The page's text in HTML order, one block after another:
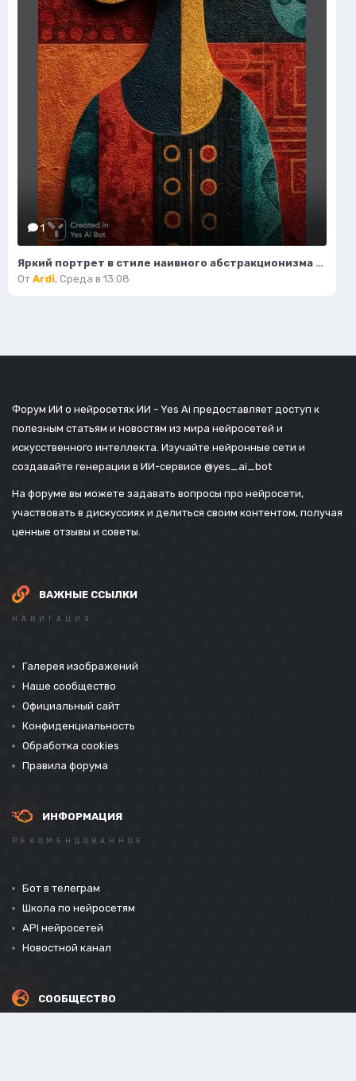
1
Яркий портрет в стиле наивного абстракционизма и африканского модернизма. Картинка из нейросети Midjourney
От Ardi, Среда в 13:08
Форум ИИ о нейросетях ИИ - Yes Ai предоставляет доступ к
полезным статьям и новостям из мира нейросетей и
искусственного интеллекта. Изучайте нейронные сети и
создавайте генерации в ИИ-сервисе @yes_ai_bot
На форуме вы можете задавать вопросы про нейросети,
участвовать в дискуссиях и делиться своим контентом, получая
ценные отзывы и советы.
ВАЖНЫЕ ССЫЛКИ
НАВИГАЦИЯ
Галерея изображений
Наше сообщество
Официальный сайт
Конфиденциальность
Обработка cookies
Правила форума
ИНФОРМАЦИЯ
РЕКОМЕНДОВАННОЕ
Бот в телеграм
Школа по нейросетям
API нейросетей
Новостной канал
СООБЩЕСТВО